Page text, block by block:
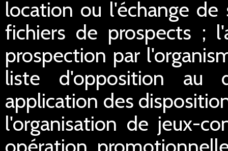
location ou l'échange
fichiers de prospects ;
prospection par
liste d'opposition au
application des
l'organisation de jeux-